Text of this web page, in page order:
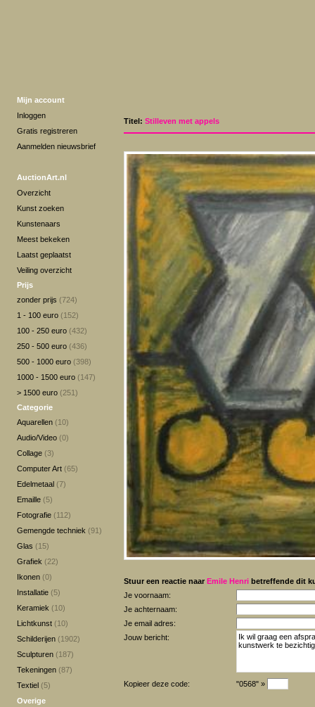
Mijn account
Inloggen
Gratis registreren
Aanmelden nieuwsbrief
AuctionArt.nl
Overzicht
Kunst zoeken
Kunstenaars
Meest bekeken
Laatst geplaatst
Veiling overzicht
Prijs
zonder prijs (724)
1 - 100 euro (152)
100 - 250 euro (432)
250 - 500 euro (436)
500 - 1000 euro (398)
1000 - 1500 euro (147)
> 1500 euro (251)
Categorie
Aquarellen (10)
Audio/Video (0)
Collage (3)
Computer Art (65)
Edelmetaal (7)
Emaille (5)
Fotografie (112)
Gemengde techniek (91)
Glas (15)
Grafiek (22)
Ikonen (0)
Installatie (5)
Keramiek (10)
Lichtkunst (10)
Schilderijen (1902)
Sculpturen (187)
Tekeningen (87)
Textiel (5)
Overige
Titel: Stilleven met appels
Stuur een reactie naar Emile Henri betreffende dit
Je voornaam:
Je achternaam:
Je email adres:
Jouw bericht:
Kopieer deze code: "0568" »